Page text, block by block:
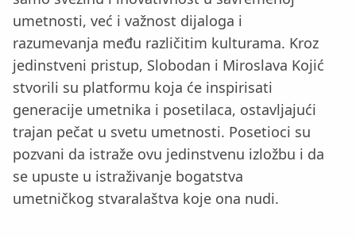
umetnosti, već i važnost dijaloga i
razumevanja među različitim kulturama. Kroz
jedinstveni pristup, Slobodan i Miroslava Kojić
stvorili su platformu koja će inspirisati
generacije umetnika i posetilaca, ostavljajući
trajan pečat u svetu umetnosti. Posetioci su
pozvani da istraže ovu jedinstvenu izložbu i da
se upuste u istraživanje bogatstva
umetničkog stvaralaštva koje ona nudi.